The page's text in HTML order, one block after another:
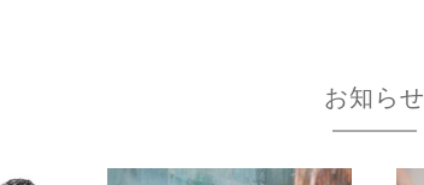
お知らせ